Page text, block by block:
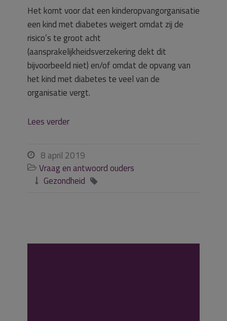
Het komt voor dat een kinderopvangorganisatie
een kind met diabetes weigert omdat zij de
risico’s te groot acht
(aansprakelijkheidsverzekering dekt dit
bijvoorbeeld niet) en/of omdat de opvang van
het kind met diabetes te veel van de
organisatie vergt.
Lees verder
 8 april 2019
 Vraag en antwoord ouders
 Gezondheid 